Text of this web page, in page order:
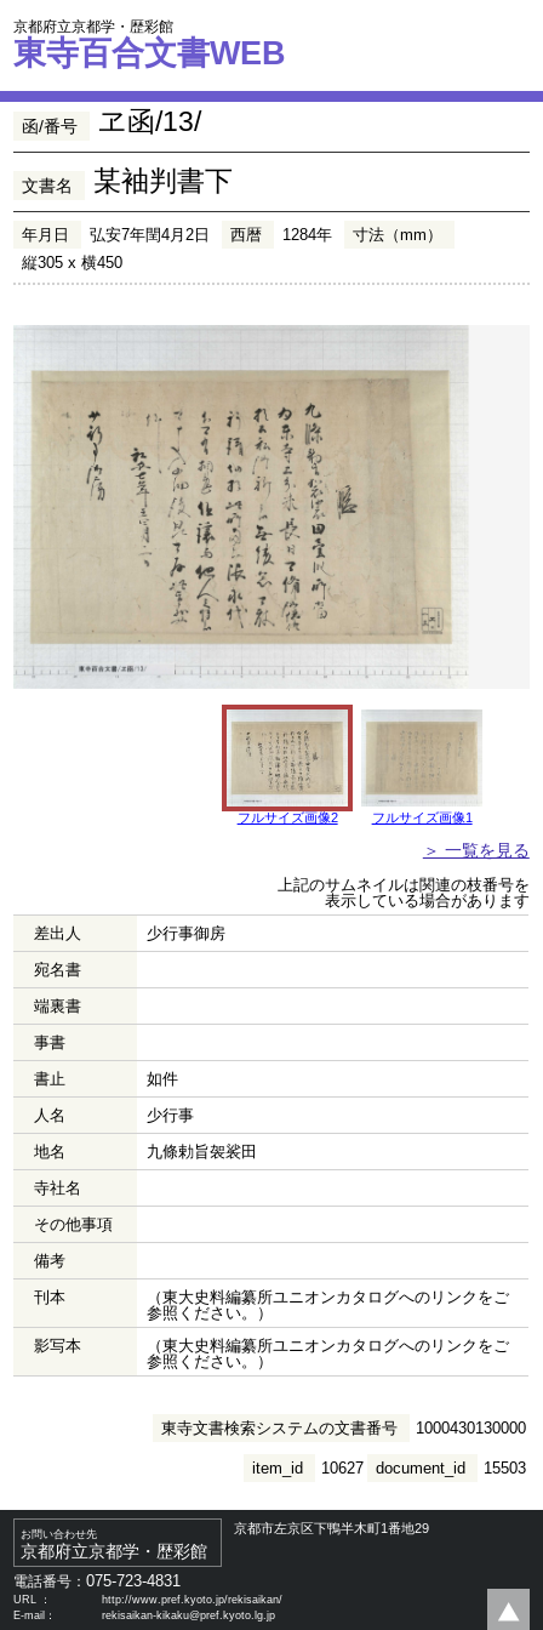
京都府立京都学・歴彩館
東寺百合文書WEB
函/番号 ヱ函/13/
文書名 某袖判書下
年月日 弘安7年閏4月2日 西暦 1284年
寸法（mm）
縦305 x 横450
フルサイズ画像2 フルサイズ画像1
＞ 一覧を見る
上記のサムネイルは関連の枝番号を
表示している場合があります
差出人
少行事御房
宛名書
端裏書
事書
書止
如件
人名
少行事
地名
九條勅旨袈裟田
寺社名
その他事項
備考
刊本
（東大史料編纂所ユニオンカタログへのリンクをご
参照ください。）
影写本
（東大史料編纂所ユニオンカタログへのリンクをご
参照ください。）
東寺文書検索システムの文書番号 1000430130000
document_id 15503
item_id 10627
お問い合わせ先
京都府立京都学・歴彩館
京都市左京区下鴨半木町1番地29
電話番号：075-723-4831
URL ：
http://www.pref.kyoto.jp/rekisaikan/
E-mail：
rekisaikan-kikaku@pref.kyoto.lg.jp